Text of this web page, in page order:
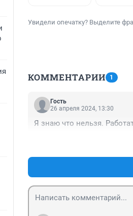
Увидели опечатку? Выделите
КОММЕНТАРИИ 1
Гость
26 апреля 2024, 13:30
Я знаю что нельзя.